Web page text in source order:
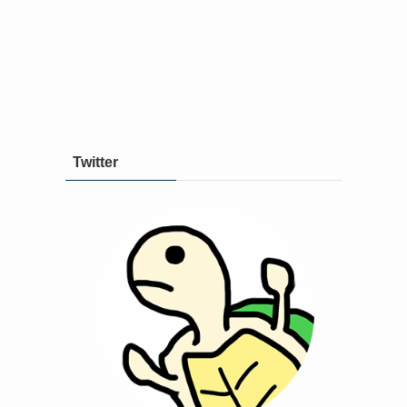
Twitter